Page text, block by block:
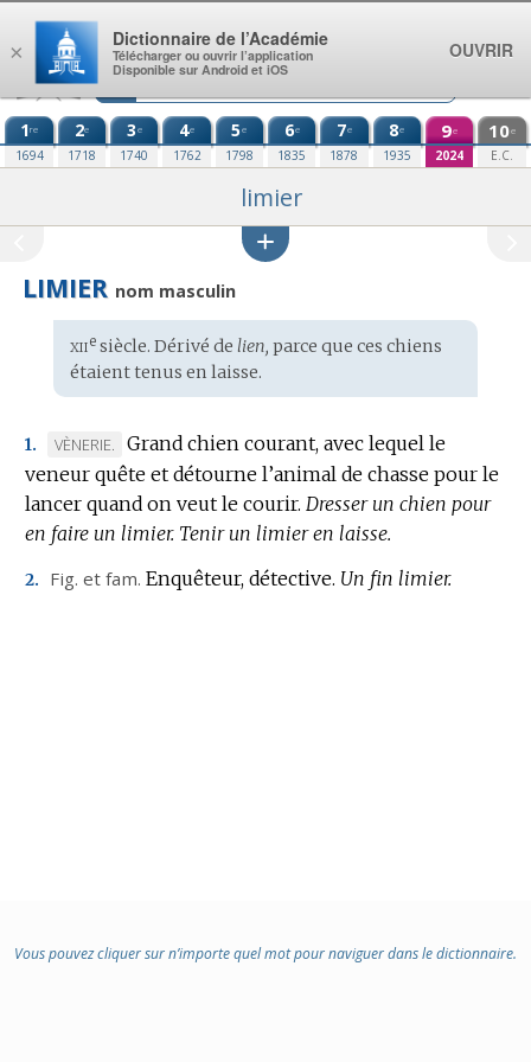
Aller au contenu
1re
1694
2e
1718
3e
1740
4e
1762
5e
1798
6e
1835
7e
1878
8e
1935
9e
2024
10e
E.C.
limier
LIMIER nom masculin
Étymologie
:
xiiesiècle. Dérivé de lien, parce que ces chiens
étaient tenus en laisse.
1.
MARQUE
DE
DOMAINE
:
VÈNERIE.
Grand chien courant, avec lequel le
veneur quête et détourne l’animal de chasse pour le
lancer quand on veut le courir. Dresser un chien pour
en faire un limier. Tenir un limier en laisse.
2. Fig. et fam. Enquêteur, détective. Un fin limier.
Vous pouvez cliquer sur n’importe quel mot pour naviguer dans le dictionnaire.
×
Dictionnaire de l’Académie
Télécharger ou ouvrir l’application
Disponible sur Android et iOS
OUVRIR